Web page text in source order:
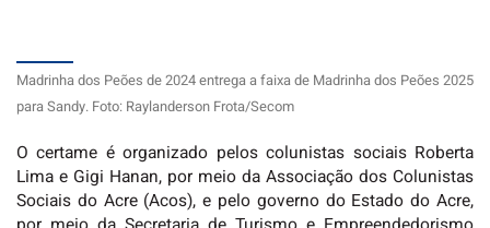
Madrinha dos Peões de 2024 entrega a faixa de Madrinha dos Peões 2025
para Sandy. Foto: Raylanderson Frota/Secom
O certame é organizado pelos colunistas sociais Roberta
Lima e Gigi Hanan, por meio da Associação dos Colunistas
Sociais do Acre (Acos), e pelo governo do Estado do Acre,